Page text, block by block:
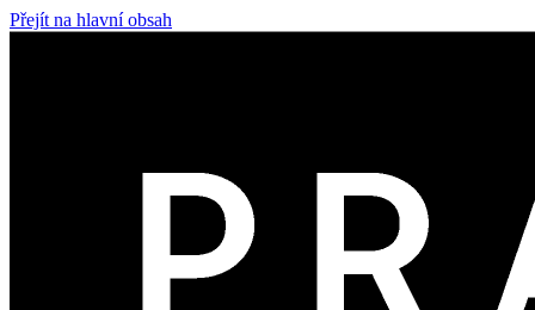
Přejít na hlavní obsah